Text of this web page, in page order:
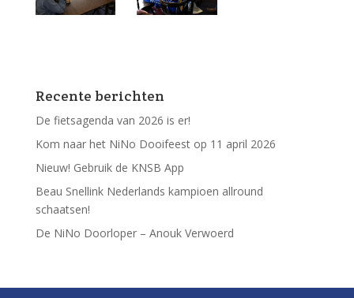
Recente berichten
De fietsagenda van 2026 is er!
Kom naar het NiNo Dooifeest op 11 april 2026
Nieuw! Gebruik de KNSB App
Beau Snellink Nederlands kampioen allround
schaatsen!
De NiNo Doorloper – Anouk Verwoerd